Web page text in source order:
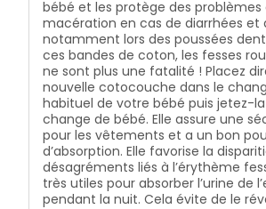
bébé et les protège des problèmes
macération en cas de diarrhées et
notamment lors des poussées
ces bandes de coton, les fesses
ne sont plus une fatalité ! Placez
nouvelle cotocouche dans le
habituel de votre bébé puis jetez-
change de bébé. Elle assure une
pour les vêtements et a un bon
d’absorption. Elle favorise la
désagréments liés à l’érythème
très utiles pour absorber l’urine de
pendant la nuit. Cela évite de le